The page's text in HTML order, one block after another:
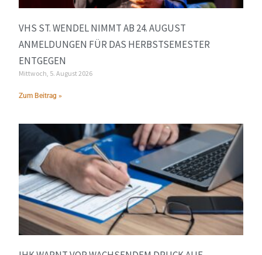
VHS ST. WENDEL NIMMT AB 24. AUGUST
ANMELDUNGEN FÜR DAS HERBSTSEMESTER
ENTGEGEN
Mittwoch, 5. August 2026
Zum Beitrag »